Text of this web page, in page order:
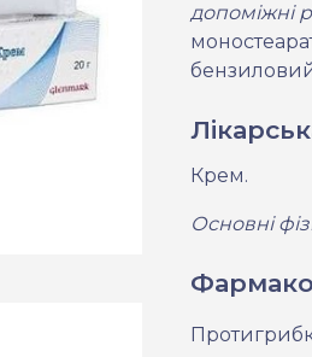
допоміжні
Крем.
Основні